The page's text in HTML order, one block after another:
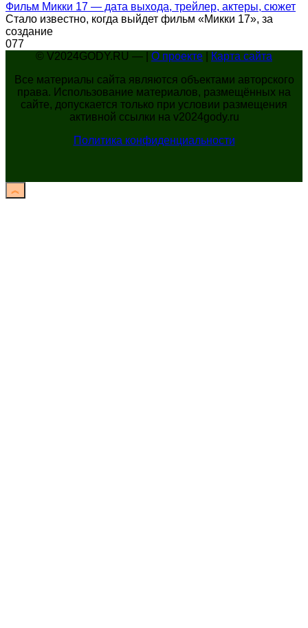
Фильм Микки 17 — дата выхода, трейлер, актеры, сюжет
Стало известно, когда выйдет фильм «Микки 17», за
создание
077
© V2024GODY.RU — | О проекте
Карта сайта
Все материалы сайта являются объектами авторского
права. Использование материалов, размещённых на
сайте, допускается только при условии размещения
активной ссылки на v2024gody.ru
Политика конфиденциальности